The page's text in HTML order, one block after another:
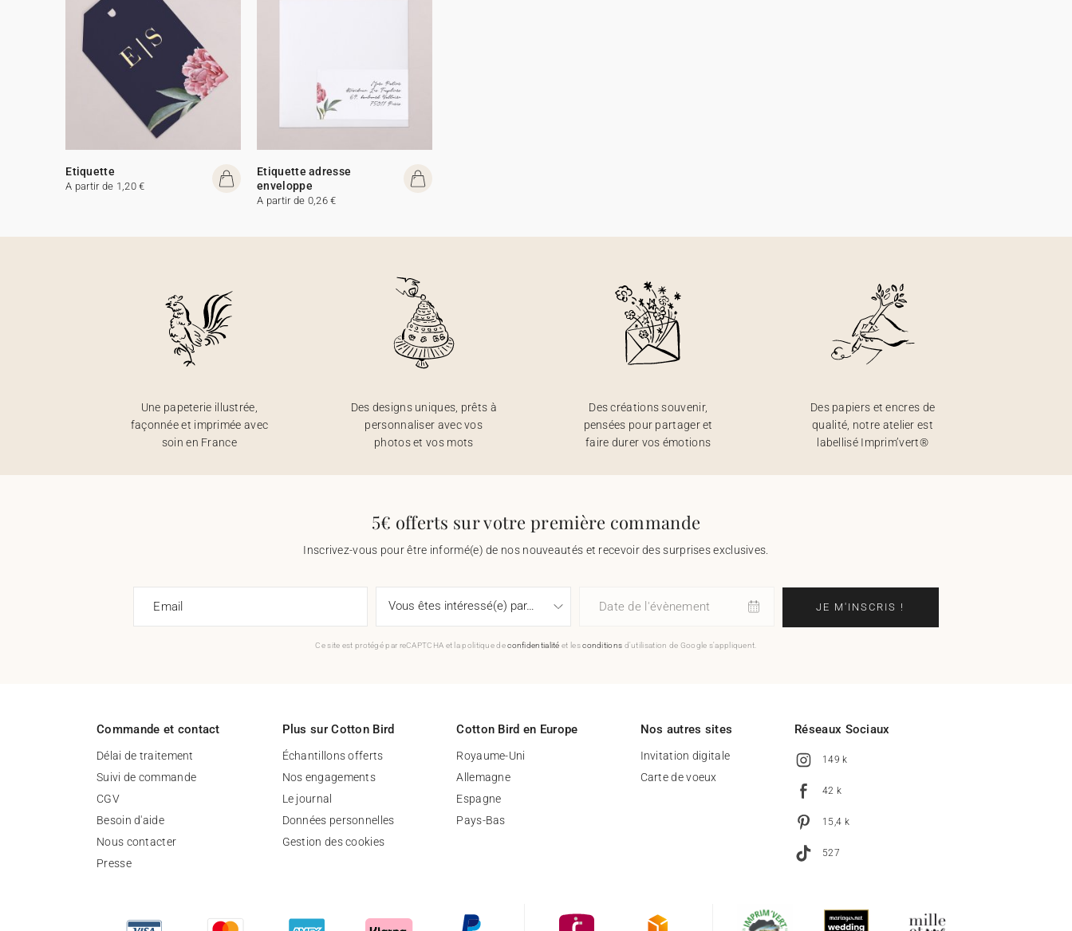
Etiquette
A partir de 1,20 €
Etiquette adresse
enveloppe
A partir de 0,26 €
Une papeterie illustrée,
façonnée et imprimée avec
soin en France
Des designs uniques, prêts à
personnaliser avec vos
photos et vos mots
Des créations souvenir,
pensées pour partager et
faire durer vos émotions
Des papiers et encres de
qualité, notre atelier est
labellisé Imprim’vert®
5€ offerts sur votre première commande
Inscrivez-vous pour être informé(e) de nos nouveautés et recevoir des surprises exclusives.
Email Date de l'évènement JE M'INSCRIS !
Ce site est protégé par reCAPTCHA et la politique deconfidentialité et lesconditions d'utilisation de Google s'appliquent.
Commande et contact
Délai de traitement
Suivi de commande
CGV
Besoin d'aide
Nous contacter
Presse
Plus sur Cotton Bird
Échantillons offerts
Nos engagements
Le journal
Données personnelles
Gestion des cookies
Cotton Bird en Europe
Royaume-Uni
Allemagne
Espagne
Pays-Bas
Nos autres sites
Invitation digitale
Carte de voeux
Réseaux Sociaux
149 k
42 k
15,4 k
527